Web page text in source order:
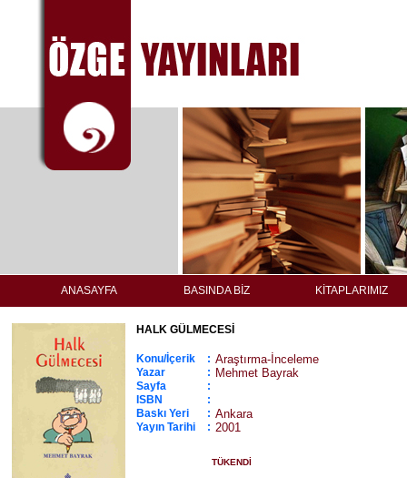
ANASAYFA BASINDA BİZ KİTAPLARIMIZ
HALK GÜLMECESİ
Konu/İçerik : Araştırma-İnceleme
Yazar : Mehmet Bayrak
Sayfa
:
ISBN
:
Baskı Yeri
: Ankara
Yayın Tarihi : 2001
TÜKENDİ